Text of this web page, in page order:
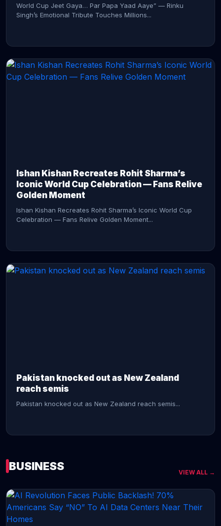
World Cup Jeet Gaya… Par Papa Yaad Aaye” — Rinku
Singh’s Emotional Tribute Touches Millions...
Ishan Kishan Recreates Rohit Sharma’s
Iconic World Cup Celebration — Fans Relive
Golden Moment
Ishan Kishan Recreates Rohit Sharma’s Iconic World Cup
Celebration — Fans Relive Golden Moment...
Pakistan knocked out as New Zealand
reach semis
Pakistan knocked out as New Zealand reach semis...
CONTINUE READING →
BUSINESS VIEW ALL →